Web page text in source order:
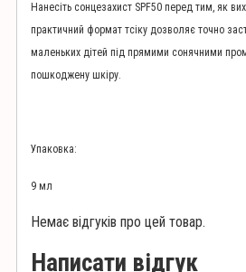
Нанесіть сонцезахист SPF50 перед тим, як
практичний формат тсіку дозволяє точно
маленьких дітей під прямими сонячними
пошкоджену шкіру.
Упаковка:
9 мл
Немає відгуків про цей товар.
Написати відгук